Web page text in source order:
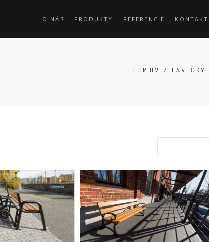
O NÁS PRODUKTY REFERENCIE KONTAKT
DOMOV / LAVIČKY